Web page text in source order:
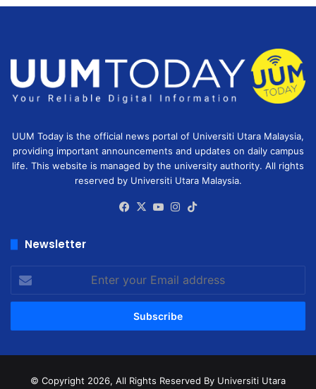
UUM Today is the official news portal of Universiti Utara Malaysia,
providing important announcements and updates on daily campus
life. This website is managed by the university authority. All rights
reserved by Universiti Utara Malaysia.
Facebook
X YouTubeInstagram
Newsletter
your
Email
© Copyright 2026, All Rights Reserved By Universiti Utara